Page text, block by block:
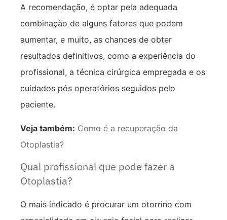
A recomendação, é optar pela adequada
combinação de alguns fatores que podem
aumentar, e muito, as chances de obter
resultados definitivos, como a experiência do
profissional, a técnica cirúrgica empregada e os
cuidados pós operatórios seguidos pelo
paciente.
Veja também: Como é a recuperação da
Otoplastia?
Qual profissional que pode fazer a
Otoplastia?
O mais indicado é procurar um otorrino com